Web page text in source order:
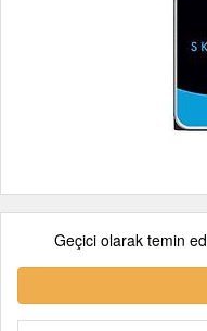
Geçici olarak temin